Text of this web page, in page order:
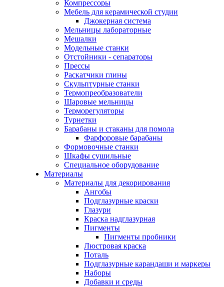
Компрессоры
Мебель для керамической студии
Джокерная система
Мельницы лабораторные
Мешалки
Модельные станки
Отстойники - сепараторы
Прессы
Раскатчики глины
Скульптурные станки
Термопреобразователи
Шаровые мельницы
Терморегуляторы
Турнетки
Барабаны и стаканы для помола
Фарфоровые барабаны
Формовочные станки
Шкафы сушильные
Специальное оборудование
Материалы
Материалы для декорирования
Ангобы
Подглазурные краски
Глазури
Краска надглазурная
Пигменты
Пигменты пробники
Люстровая краска
Поталь
Подглазурные карандаши и маркеры
Наборы
Добавки и среды